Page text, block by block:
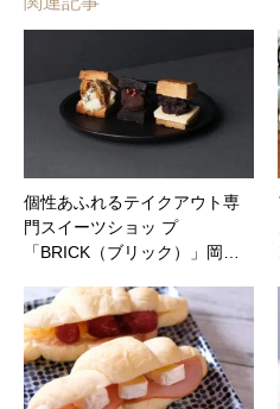
個性あふれるテイクアウト専
門スイーツショッ プ
「BRICK（ブリック）」岡…